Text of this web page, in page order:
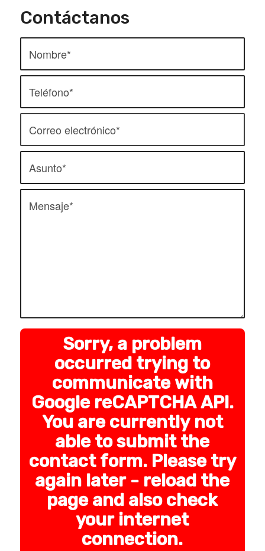
Contáctanos
Sorry, a problem
occurred trying to
communicate with
Google reCAPTCHA API.
You are currently not
able to submit the
contact form. Please try
again later - reload the
page and also check
your internet
connection.